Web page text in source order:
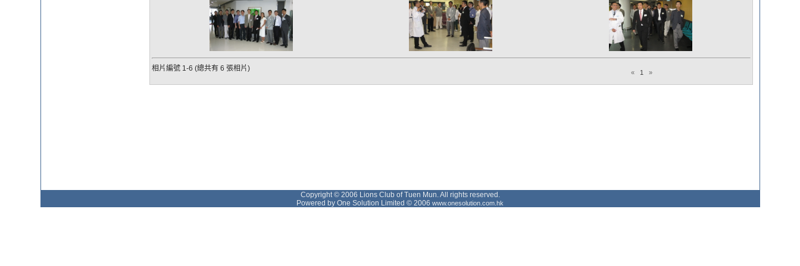
相片編號 1-6 (總共有 6 張相片) « 1 »
Copyright © 2006 Lions Club of Tuen Mun. All rights reserved.
Powered by One Solution Limited © 2006 www.onesolution.com.hk